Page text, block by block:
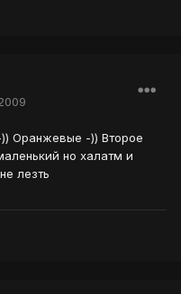
Оранжевые -)) Второе
но халатм и
лезть